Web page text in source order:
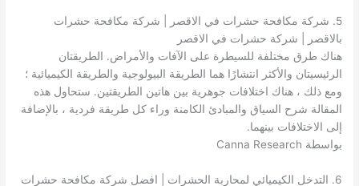
5. شركة مكافحة حشرات في الاقصر | شركة مكافحة حشرات
بالاقصر | شركة حشرات في الاقصر
هناك طرق مختلفة للسيطرة على الآفات والأمراض. الطريقتان
الرئيسيتان والأكثر انتشارًا هما الطريقة البيولوجية والطريقة الكيميائية ؛
ومع ذلك ، هناك اختلافات جوهرية بين هاتين الطريقتين. ستحاول هذه
المقالة شرح السياق والمبادئ الكامنة وراء كل طريقة فردية ، بالإضافة
إلى الاختلافات بينهما.
بواسطة Canna Research
6. التدخل الكيميائي لمحاربة الحشرات | افضل شركة مكافحة حشرات